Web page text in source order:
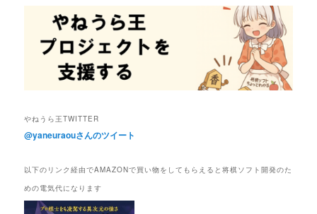
やねうら王TWITTER
@yaneuraouさんのツイート
以下のリンク経由でAMAZONで買い物をしてもらえると将棋ソフト開発のた
めの電気代になります